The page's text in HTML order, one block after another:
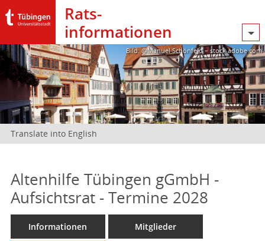
Rats­
informationen
Bild: @Manuel Schönfeld – stock.adobe.com
Translate into English
Altenhilfe Tübingen gGmbH -
Aufsichtsrat - Termine 2028
Informationen Mitglieder